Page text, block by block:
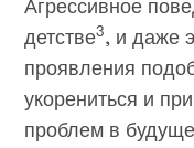
Агрессивное
детстве3, и даже
проявления
укорениться и
проблем в